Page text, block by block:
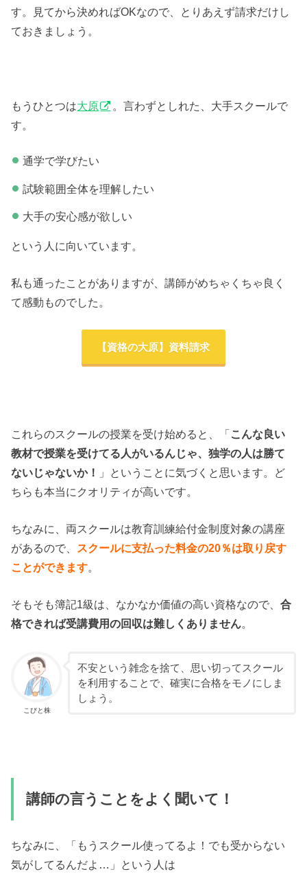
す。見てから決めればOKなので、とりあえず請求だけし
ておきましょう。
もうひとつは大原
。言わずとしれた、大手スクールで
す。
通学で学びたい
試験範囲全体を理解したい
大手の安心感が欲しい
という人に向いています。
私も通ったことがありますが、講師がめちゃくちゃ良く
て感動ものでした。
【資格の大原】資料請求
これらのスクールの授業を受け始めると、「こんな良い
教材で授業を受けてる人がいるんじゃ、独学の人は勝て
ないじゃないか！
」ということに気づくと思います。ど
ちらも本当にクオリティが高いです。
ちなみに、両スクールは教育訓練給付金制度対象の講座
があるので、 スクールに支払った料金の20％は取り戻す
ことができます。
そもそも簿記1級は、なかなか価値の高い資格なので、合
格できれば受講費用の回収は難しくありません。
こびと株
不安という雑念を捨て、思い切ってスクール
を利用することで、確実に合格をモノにしま
しょう。
講師の言うことをよく聞いて！
ちなみに、「もうスクール使ってるよ！でも受からない
気がしてるんだよ…」という人は